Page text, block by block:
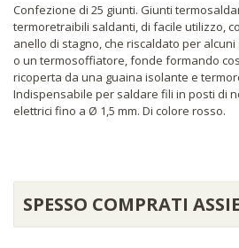
Confezione di 25 giunti. Giunti
termoretraibili saldanti, di facile utilizzo,
anello di stagno, che riscaldato per
o un termosoffiatore, fonde formando
ricoperta da una guaina isolante e
Indispensabile per saldare fili in posti di
elettrici fino a Ø 1,5 mm. Di colore rosso.
SPESSO COMPRATI